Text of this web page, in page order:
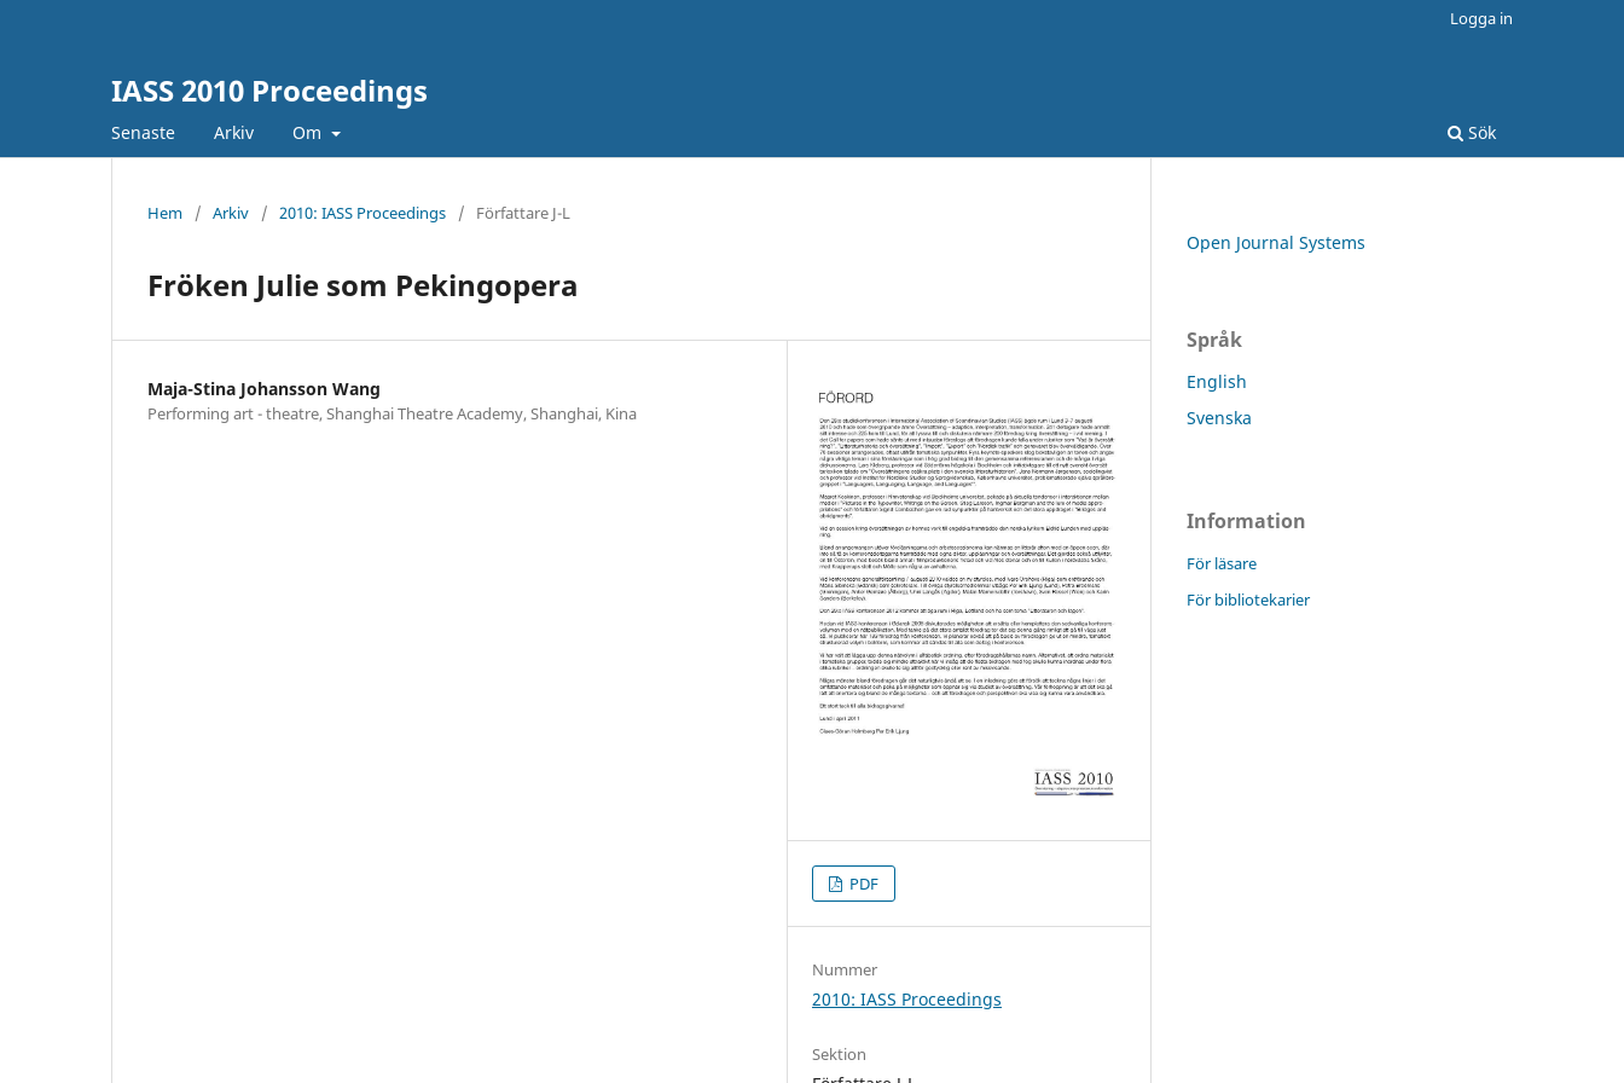
IASS 2010 Proceedings
Senaste Arkiv Om Sök
Logga in
Hem / Arkiv / 2010: IASS Proceedings / Författare J-L
Fröken Julie som Pekingopera
Maja-Stina Johansson Wang
Performing art - theatre, Shanghai Theatre Academy, Shanghai, Kina
PDF
Nummer
2010: IASS Proceedings
Sektion
Open Journal Systems
Språk
English
Svenska
Information
För läsare
För bibliotekarier